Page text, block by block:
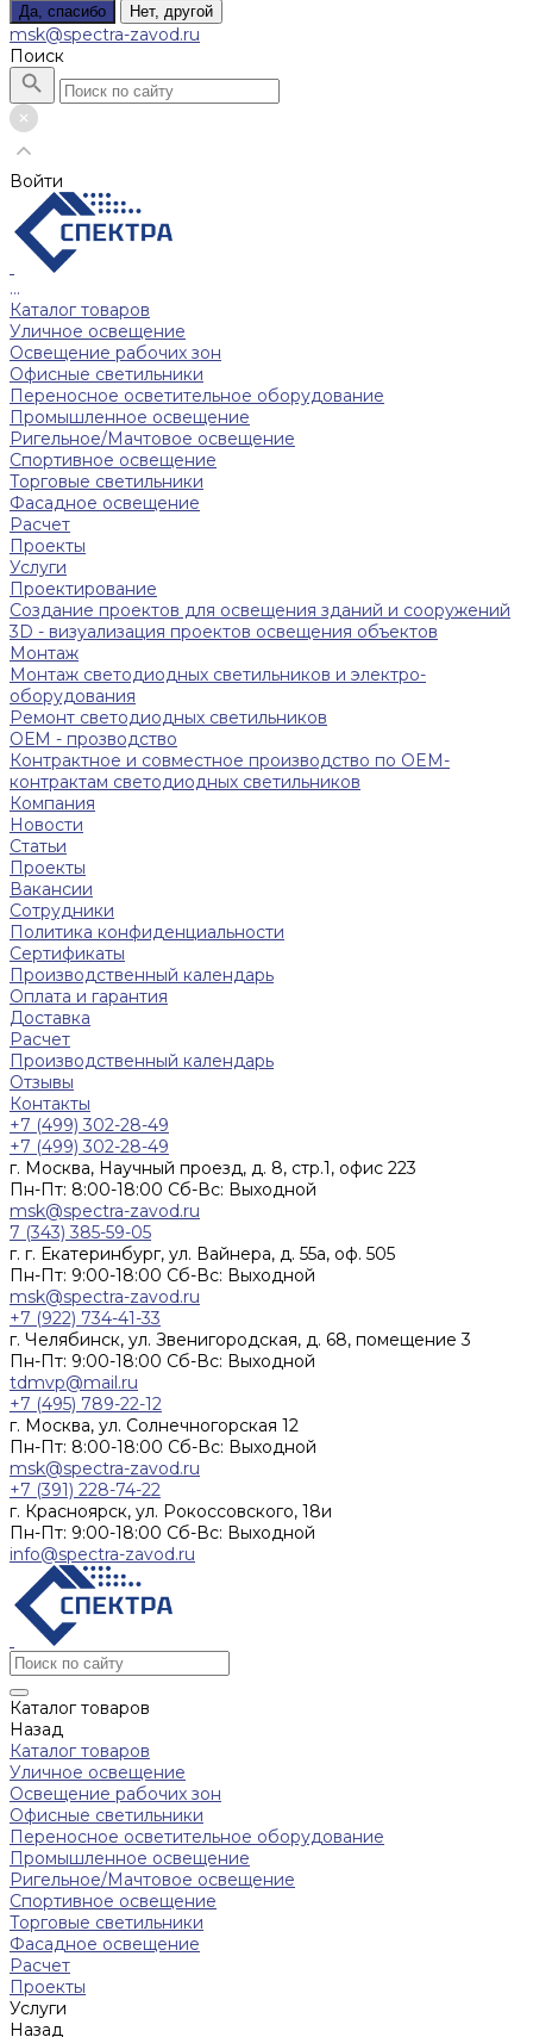
Да, спасибо Нет, другой
msk@spectra-zavod.ru
Поиск
Войти
...
Каталог товаров
Уличное освещение
Освещение рабочих зон
Офисные светильники
Переносное осветительное оборудование
Промышленное освещение
Ригельное/Мачтовое освещение
Спортивное освещение
Торговые светильники
Фасадное освещение
Расчет
Проекты
Услуги
Проектирование
Создание проектов для освещения зданий и сооружений
3D - визуализация проектов освещения объектов
Монтаж
Монтаж светодиодных светильников и электро-
оборудования
Ремонт светодиодных светильников
ОЕМ - прозводство
Контрактное и совместное производство по OEM-
контрактам светодиодных светильников
Компания
Новости
Статьи
Проекты
Вакансии
Сотрудники
Политика конфиденциальности
Сертификаты
Производственный календарь
Оплата и гарантия
Доставка
Расчет
Производственный календарь
Отзывы
Контакты
+7 (499) 302-28-49
+7 (499) 302-28-49
г. Москва, Научный проезд, д. 8, стр.1, офис 223
Пн-Пт: 8:00-18:00 Cб-Вс: Выходной
msk@spectra-zavod.ru
7 (343) 385-59-05
г. г. Екатеринбург, ул. Вайнера, д. 55а, оф. 505
Пн-Пт: 9:00-18:00 Cб-Вс: Выходной
msk@spectra-zavod.ru
+7 (922) 734-41-33
г. Челябинск, ул. Звенигородская, д. 68, помещение 3
Пн-Пт: 9:00-18:00 Cб-Вс: Выходной
tdmvp@mail.ru
+7 (495) 789-22-12
г. Москва, ул. Солнечногорская 12
Пн-Пт: 8:00-18:00 Cб-Вс: Выходной
msk@spectra-zavod.ru
+7 (391) 228-74-22
г. Красноярск, ул. Рокоссовского, 18и
Пн-Пт: 9:00-18:00 Cб-Вс: Выходной
info@spectra-zavod.ru
Каталог товаров
Назад
Каталог товаров
Уличное освещение
Освещение рабочих зон
Офисные светильники
Переносное осветительное оборудование
Промышленное освещение
Ригельное/Мачтовое освещение
Спортивное освещение
Торговые светильники
Фасадное освещение
Расчет
Проекты
Услуги
Назад